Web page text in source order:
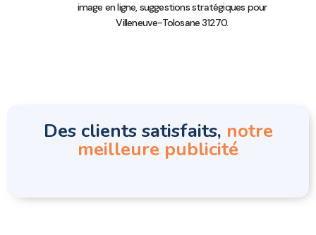
image en ligne, suggestions stratégiques pour
Villeneuve-Tolosane 31270.
Des clients satisfaits, notre
meilleure publicité